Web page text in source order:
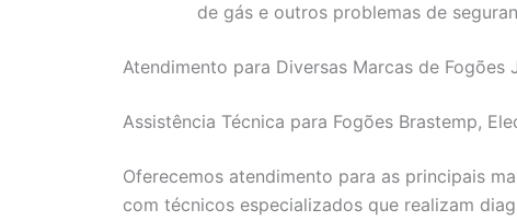
de gás e outros problemas de
Atendimento para Diversas Marcas de Fogões
Assistência Técnica para Fogões Brastemp,
Oferecemos atendimento para as principais
com técnicos especializados que realizam